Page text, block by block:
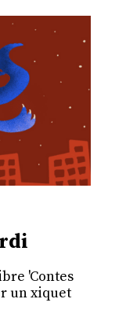
'Contes
un xiquet